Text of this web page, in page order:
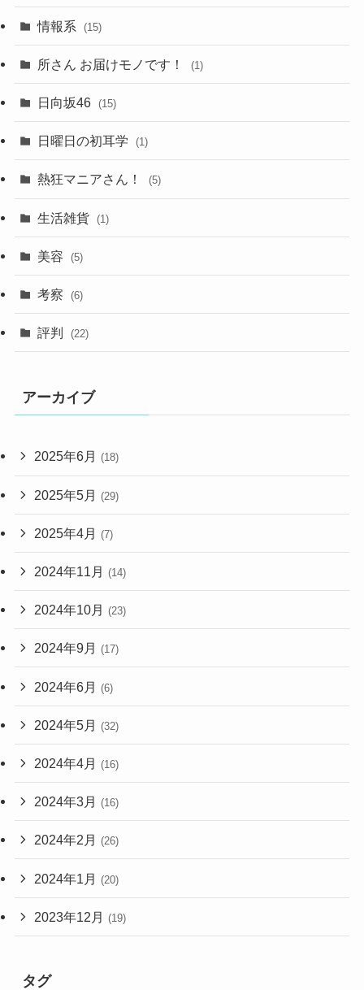
情報系 (15)
所さん お届けモノです！ (1)
日向坂46 (15)
日曜日の初耳学 (1)
熱狂マニアさん！ (5)
生活雑貨 (1)
美容 (5)
考察 (6)
評判 (22)
アーカイブ
2025年6月 (18)
2025年5月 (29)
2025年4月 (7)
2024年11月 (14)
2024年10月 (23)
2024年9月 (17)
2024年6月 (6)
2024年5月 (32)
2024年4月 (16)
2024年3月 (16)
2024年2月 (26)
2024年1月 (20)
2023年12月 (19)
タグ